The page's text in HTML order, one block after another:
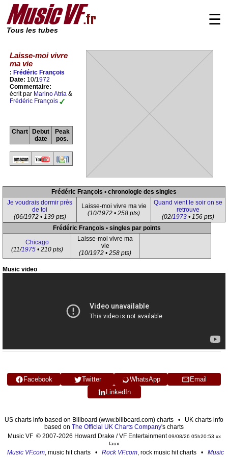
Tous les tubes
☰
Laisse-moi vivre
ma vie
: Frédéric François
Date: 10/1972
Commentaire:
écrit par Marino Atria &
Frédéric François
Chart
Debut
date
Peak
pos.
Frédéric François • chronologie des singles
Je voudrais dormir près
de toi
(06/1972 • 139 pts)
Laisse-moi vivre ma vie
(10/1972 • 258 pts)
Quand vient le soir on se
retrouve
(02/1973 • 156 pts)
Frédéric François • singles par points
Chicago
(11/1975• 210 pts)
Laisse-moi vivre ma
vie
(10/1972 • 258 pts)
Music video
Facebook Twitter WhatsApp
Email
LinkedIn
US charts info based on Billboard (www.billboard.com) charts • UK charts info
based on The Official UK Charts Company's charts
Music VF © 2007-2026 Howard Drake / VF Entertainment09/08/26 05h20:53 xx
faux
Music VF.com, music hit charts • Rock VF.com, rock music hit charts • Music